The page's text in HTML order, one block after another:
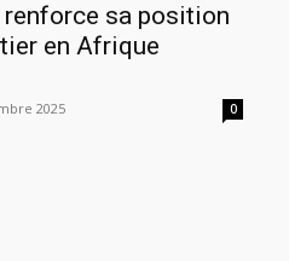
renforce sa position
en Afrique
2025 0